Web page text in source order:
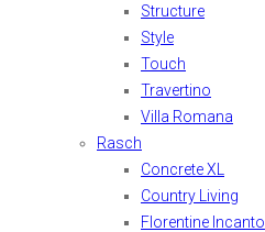
Structure
Style
Touch
Travertino
Villa Romana
Rasch
Concrete XL
Country Living
Florentine Incanto